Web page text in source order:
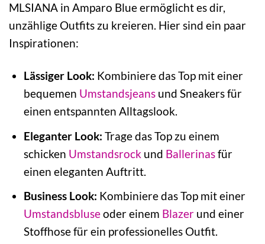
MLSIANA in Amparo Blue ermöglicht es dir,
unzählige Outfits zu kreieren. Hier sind ein paar
Inspirationen:
Lässiger Look: Kombiniere das Top mit einer
bequemen Umstandsjeansund Sneakers für
einen entspannten Alltagslook.
Eleganter Look: Trage das Top zu einem
schicken Umstandsrockund Ballerinasfür
einen eleganten Auftritt.
Business Look: Kombiniere das Top mit einer
Umstandsbluseoder einem Blazerund einer
Stoffhose für ein professionelles Outfit.